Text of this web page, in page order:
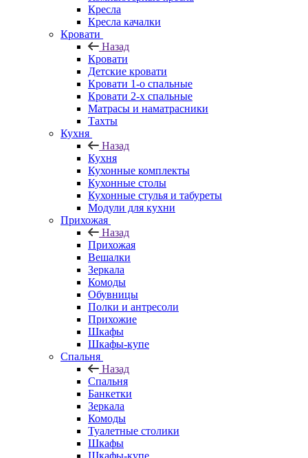
Кресла
Кресла качалки
Кровати
Назад
Кровати
Детские кровати
Кровати 1-о спальные
Кровати 2-х спальные
Матрасы и наматрасники
Тахты
Кухня
Назад
Кухня
Кухонные комплекты
Кухонные столы
Кухонные стулья и табуреты
Модули для кухни
Прихожая
Назад
Прихожая
Вешалки
Зеркала
Комоды
Обувницы
Полки и антресоли
Прихожие
Шкафы
Шкафы-купе
Спальня
Назад
Спальня
Банкетки
Зеркала
Комоды
Туалетные столики
Шкафы
Шкафы-купе